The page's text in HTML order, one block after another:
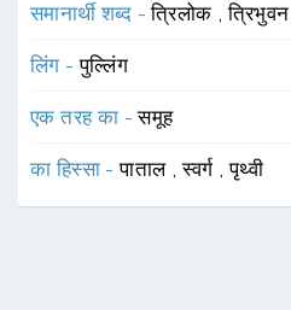
समानार्थी शब्द -त्रिलोक ,त्रिभुवन
लिंग -पुल्लिंग
एक तरह का -समूह
का हिस्सा -पाताल ,स्वर्ग ,पृथ्वी